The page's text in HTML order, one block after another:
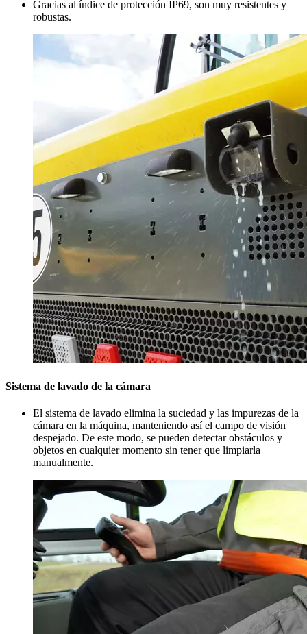
Gracias al índice de protección IP69, son muy resistentes y
robustas.
Sistema de lavado de la cámara
El sistema de lavado elimina la suciedad y las impurezas de la
cámara en la máquina, manteniendo así el campo de visión
despejado. De este modo, se pueden detectar obstáculos y
objetos en cualquier momento sin tener que limpiarla
manualmente.